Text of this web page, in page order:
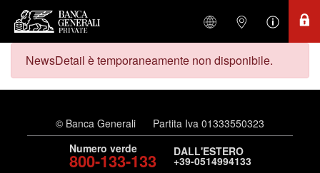
NewsDetail è temporaneamente non disponibile.
© Banca Generali
Partita Iva 01333550323
Numero verde
800-133-133 DALL'ESTERO
+39-0514994133